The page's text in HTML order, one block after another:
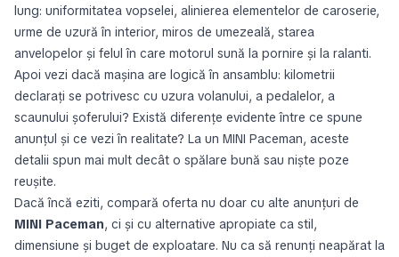
lung: uniformitatea vopselei, alinierea elementelor de caroserie,
urme de uzură în interior, miros de umezeală, starea
anvelopelor și felul în care motorul sună la pornire și la ralanti.
Apoi vezi dacă mașina are logică în ansamblu: kilometrii
declarați se potrivesc cu uzura volanului, a pedalelor, a
scaunului șoferului? Există diferențe evidente între ce spune
anunțul și ce vezi în realitate? La un MINI Paceman, aceste
detalii spun mai mult decât o spălare bună sau niște poze
reușite.
Dacă încă eziti, compară oferta nu doar cu alte anunțuri de
MINI Paceman, ci și cu alternative apropiate ca stil,
dimensiune și buget de exploatare. Nu ca să renunți neapărat la